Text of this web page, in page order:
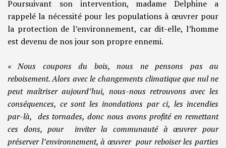
Poursuivant son intervention, madame Delphine a
rappelé la nécessité pour les populations à œuvrer pour
la protection de l’environnement, car dit-elle, l’homme
est devenu de nos jour son propre ennemi.
« Nous coupons du bois, nous ne pensons pas au
reboisement. Alors avec le changements climatique que nul ne
peut maîtriser aujourd’hui, nous-nous retrouvons avec les
conséquences, ce sont les inondations par ci, les incendies
par-là, des tornades, donc nous avons profité en remettant
ces dons, pour inviter la communauté à œuvrer pour
préserver l’environnement, à œuvrer pour reboiser les parties